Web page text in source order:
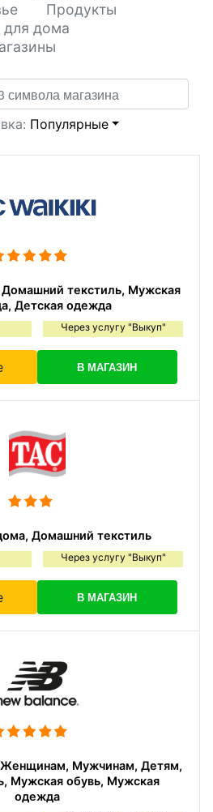
Продукты
для дома
Популярные
текстиль, Мужская
Детская одежда
Через услугу "Выкуп"
В МАГАЗИН
Домашний текстиль
Через услугу "Выкуп"
В МАГАЗИН
Мужчинам, Детям,
Мужская обувь, Мужская
одежда